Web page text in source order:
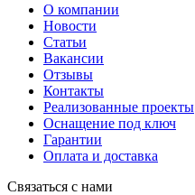
О компании
Новости
Статьи
Вакансии
Отзывы
Контакты
Реализованные проекты
Оснащение под ключ
Гарантии
Оплата и доставка
Связаться с нами